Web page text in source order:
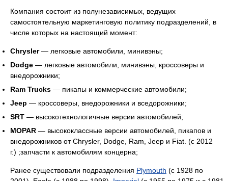
Компания состоит из полунезависимых, ведущих
самостоятельную маркетинговую политику подразделений, в
числе которых на настоящий момент:
Chrysler— легковые автомобили, минивэны;
Dodge — легковые автомобили, минивэны, кроссоверы и
внедорожники;
Ram Trucks — пикапы и коммерческие автомобили;
Jeep — кроссоверы, внедорожники и вседорожники;
SRT — высокотехнологичные версии автомобилей;
MOPAR — высококлассные версии автомобилей, пикапов и
внедорожников от Chrysler, Dodge, Ram, Jeep и Fiat. (с 2012
г.) ;запчасти к автомобилям концерна;
Ранее существовали подразделения Plymouth (с 1928 по